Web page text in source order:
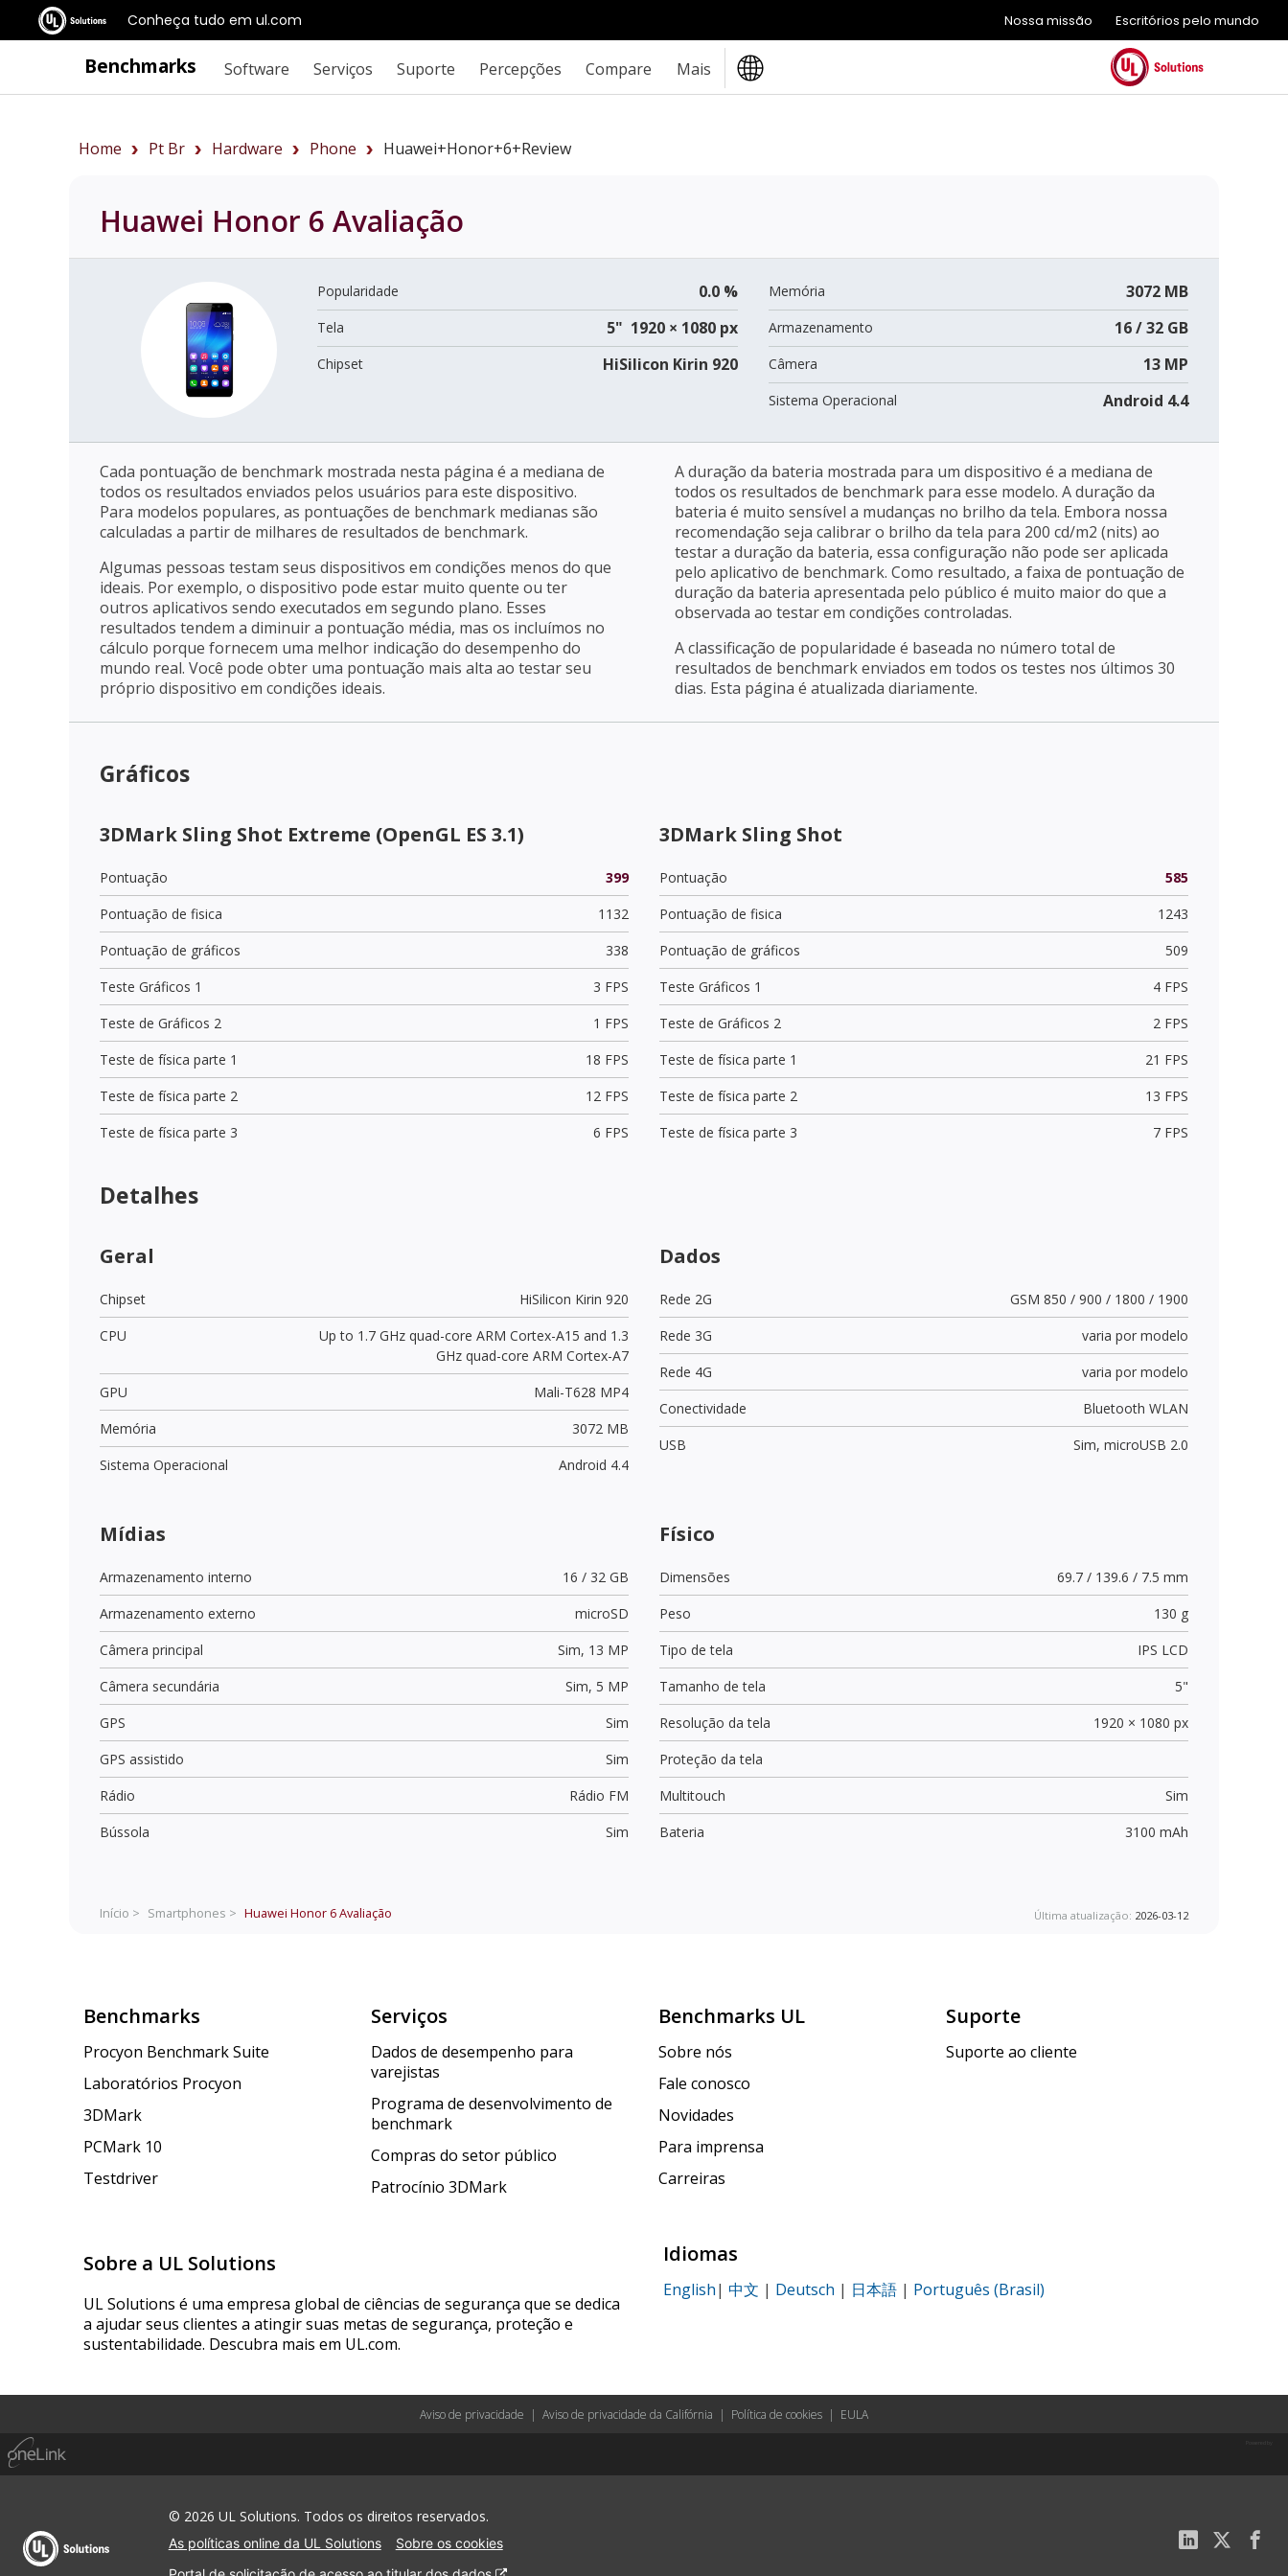
Conheça tudo em ul.com Nossa missão Escritórios pelo mundo
Benchmarks Software Serviços Suporte Percepções Compare Mais
Home Pt Br Hardware Phone Huawei+Honor+6+review
Huawei Honor 6 Avaliação
Popularidade 0.0 %
Tela 5" 1920 × 1080 px
Chipset HiSilicon Kirin 920
Memória 3072 MB
Armazenamento 16 / 32 GB
Câmera 13 MP
Sistema Operacional Android 4.4
Cada pontuação de benchmark mostrada nesta página é a mediana de
todos os resultados enviados pelos usuários para este dispositivo.
Para modelos populares, as pontuações de benchmark medianas são
calculadas a partir de milhares de resultados de benchmark.
Algumas pessoas testam seus dispositivos em condições menos do que
ideais. Por exemplo, o dispositivo pode estar muito quente ou ter
outros aplicativos sendo executados em segundo plano. Esses
resultados tendem a diminuir a pontuação média, mas os incluímos no
cálculo porque fornecem uma melhor indicação do desempenho do
mundo real. Você pode obter uma pontuação mais alta ao testar seu
próprio dispositivo em condições ideais.
A duração da bateria mostrada para um dispositivo é a mediana de
todos os resultados de benchmark para esse modelo. A duração da
bateria é muito sensível a mudanças no brilho da tela. Embora nossa
recomendação seja calibrar o brilho da tela para 200 cd/m2 (nits) ao
testar a duração da bateria, essa configuração não pode ser aplicada
pelo aplicativo de benchmark. Como resultado, a faixa de pontuação de
duração da bateria apresentada pelo público é muito maior do que a
observada ao testar em condições controladas.
A classificação de popularidade é baseada no número total de
resultados de benchmark enviados em todos os testes nos últimos 30
dias. Esta página é atualizada diariamente.
Gráficos
3DMark Sling Shot Extreme (OpenGL ES 3.1)
Pontuação
399
Pontuação de fisica
1132
Pontuação de gráficos
338
Teste Gráficos 1
3 FPS
Teste de Gráficos 2
1 FPS
Teste de física parte 1
18 FPS
Teste de física parte 2
12 FPS
Teste de física parte 3
6 FPS
3DMark Sling Shot
Pontuação
585
Pontuação de fisica
1243
Pontuação de gráficos
509
Teste Gráficos 1
4 FPS
Teste de Gráficos 2
2 FPS
Teste de física parte 1
21 FPS
Teste de física parte 2
13 FPS
Teste de física parte 3
7 FPS
Detalhes
Geral
Chipset
HiSilicon Kirin 920
CPU
Up to 1.7 GHz quad-core ARM Cortex-A15 and 1.3
GHz quad-core ARM Cortex-A7
GPU
Mali-T628 MP4
Memória
3072 MB
Sistema Operacional
Android 4.4
Dados
Rede 2G
GSM 850 / 900 / 1800 / 1900
Rede 3G
varia por modelo
Rede 4G
varia por modelo
Conectividade
Bluetooth WLAN
USB
Sim, microUSB 2.0
Mídias
Armazenamento interno
16 / 32 GB
Armazenamento externo
microSD
Câmera principal
Sim, 13 MP
Câmera secundária
Sim, 5 MP
GPS
Sim
GPS assistido
Sim
Rádio
Rádio FM
Bússola
Sim
Físico
Dimensões
69.7 / 139.6 / 7.5 mm
Peso
130 g
Tipo de tela
IPS LCD
Tamanho de tela
5"
Resolução da tela
1920 × 1080 px
Proteção da tela
Multitouch
Sim
Bateria
3100 mAh
Início > Smartphones > Huawei Honor 6Avaliação Última atualização: 2026-03-12
Benchmarks
Procyon Benchmark Suite
Laboratórios Procyon
3DMark
PCMark 10
Testdriver
Serviços
Dados de desempenho para
varejistas
Programa de desenvolvimento de
benchmark
Compras do setor público
Patrocínio 3DMark
Benchmarks UL
Sobre nós
Fale conosco
Novidades
Para imprensa
Carreiras
Suporte
Suporte ao cliente
Sobre a UL Solutions
UL Solutions é uma empresa global de ciências de segurança que se dedica
a ajudar seus clientes a atingir suas metas de segurança, proteção e
sustentabilidade. Descubra mais em UL.com.
Idiomas
English| 中文 | Deutsch | 日本語 | Português (Brasil)
Aviso de privacidade | Aviso de privacidade da Califórnia | Política de cookies | EULA
© 2026 UL Solutions. Todos os direitos reservados.
As políticas online da UL Solutions
Sobre os cookies